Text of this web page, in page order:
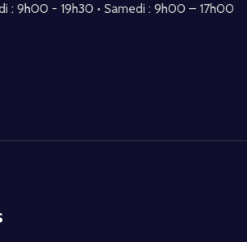
: 9h00 - 19h30 • Samedi : 9h00 – 17h00